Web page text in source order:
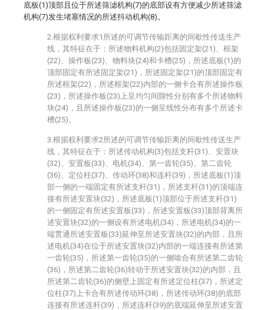
底板(1)顶部且位于所述筛滤机构(7)的底部设有方便减少所述筛滤
机构(7)发生堵塞情况的所述抖动机构(8)。
2.根据权利要求1所述的可调节传输距离的间歇性传送生产
线，其特征在于：所述物料机构(2)包括固定架(21)、框架
(22)、操作板(23)、物料块(24)和卡槽(25)，所述底板(1)的
顶部固定有所述固定架(21)，所述固定架(21)的顶部固定有
所述框架(22)，所述框架(22)内部的一侧卡合有所述操作板
(23)，所述操作板(23)上呈均匀间隙性分别有多个所述物料
块(24)，且所述操作板(23)的一侧呈线性分布有多个所述卡
槽(25)。
3.根据权利要求2所述的可调节传输距离的间歇性传送生产
线，其特征在于：所述传动机构(3)包括支杆(31)、安置块
(32)、安置板(33)、电机(34)、第一齿轮(35)、第二齿轮
(36)、定位柱(37)、传动环(38)和连杆(39)，所述底板(1)顶
部一侧的一端固定有所述支杆(31)，所述支杆(31)的顶端连
接有所述安置块(32)，所述底板(1)顶部位于所述支杆(31)
的一侧固定有所述安置板(33)，所述安置板(33)顶部背离所
述安置块(32)的一侧设有所述电机(34)，所述电机(34)的一
端贯通所述安置板(33)延伸至所述安置块(32)的内部，且所
述电机(34)在位于所述安置块(32)内部的一端连接有所述第
一齿轮(35)，所述第一齿轮(35)的一侧啮合有所述第二齿轮
(36)，所述第二齿轮(36)转动于所述安置块(32)的内部，且
所述第二齿轮(36)的侧壁上固定有所述定位柱(37)，所述定
位柱(37)上卡合有所述传动环(38)，所述传动环(38)的底部
连接有所述连杆(39)，所述连杆(39)的底端延伸至所述安置